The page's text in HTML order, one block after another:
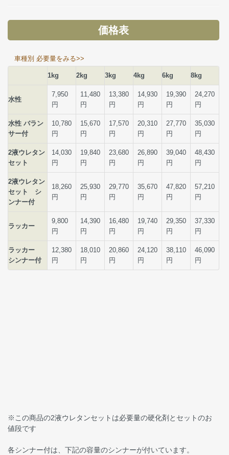
価格表
車種別 必要量をみる>>
※この商品の2液ウレタンセットは必要量の硬化剤とセットのお
値段です
各シンナー付は、下記の容量のシンナーが付いています。